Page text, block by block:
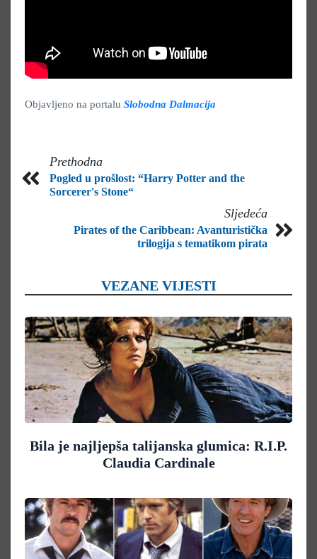
Objavljeno na portalu Slobodna Dalmacija
Prethodna
Pogled u prošlost: “Harry Potter and the
Sorcerer's Stone“
Sljedeća
Pirates of the Caribbean: Avanturistička
trilogija s tematikom pirata
VEZANE VIJESTI
Bila je najljepša talijanska glumica: R.I.P.
Claudia Cardinale